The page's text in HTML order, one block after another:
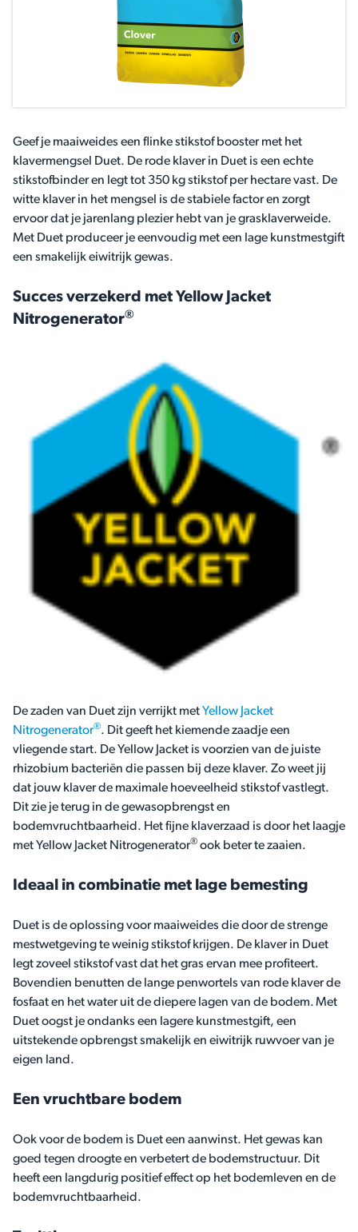
Geef je maaiweides een flinke stikstof booster met het
klavermengsel Duet. De rode klaver in Duet is een echte
stikstofbinder en legt tot 350 kg stikstof per hectare vast. De
witte klaver in het mengsel is de stabiele factor en zorgt
ervoor dat je jarenlang plezier hebt van je grasklaverweide.
Met Duet produceer je eenvoudig met een lage kunstmestgift
een smakelijk eiwitrijk gewas.
Succes verzekerd met Yellow Jacket
Nitrogenerator®
De zaden van Duet zijn verrijkt metYellow Jacket
Nitrogenerator®. Dit geeft het kiemende zaadje een
vliegende start. De Yellow Jacket is voorzien van de juiste
rhizobium bacteriën die passen bij deze klaver. Zo weet jij
dat jouw klaver de maximale hoeveelheid stikstof vastlegt.
Dit zie je terug in de gewasopbrengst en
bodemvruchtbaarheid. Het fijne klaverzaad is door het laagje
met Yellow Jacket Nitrogenerator® ook beter te zaaien.
Ideaal in combinatie met lage bemesting
Duet is de oplossing voor maaiweides die door de strenge
mestwetgeving te weinig stikstof krijgen. De klaver in Duet
legt zoveel stikstof vast dat het gras ervan mee profiteert.
Bovendien benutten de lange penwortels van rode klaver de
fosfaat en het water uit de diepere lagen van de bodem. Met
Duet oogst je ondanks een lagere kunstmestgift, een
uitstekende opbrengst smakelijk en eiwitrijk ruwvoer van je
eigen land.
Een vruchtbare bodem
Ook voor de bodem is Duet een aanwinst. Het gewas kan
goed tegen droogte en verbetert de bodemstructuur. Dit
heeft een langdurig positief effect op het bodemleven en de
bodemvruchtbaarheid.